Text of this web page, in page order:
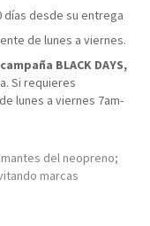
del neopreno;
marcas
días desde su entrega
de lunes a viernes.
BLACK DAYS,
Si requieres
lunes a viernes 7am-